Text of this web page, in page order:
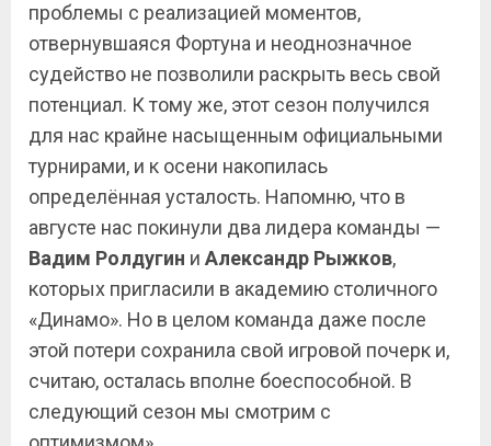
проблемы с реализацией моментов,
отвернувшаяся Фортуна и неоднозначное
судейство не позволили раскрыть весь свой
потенциал. К тому же, этот сезон получился
для нас крайне насыщенным официальными
турнирами, и к осени накопилась
определённая усталость. Напомню, что в
августе нас покинули два лидера команды —
Вадим Ролдугин и Александр Рыжков,
которых пригласили в академию столичного
«Динамо». Но в целом команда даже после
этой потери сохранила свой игровой почерк и,
считаю, осталась вполне боеспособной. В
следующий сезон мы смотрим с